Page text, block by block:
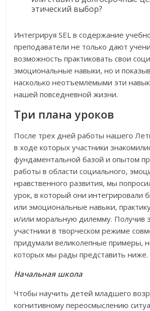
этический выбор?
Интегрируя SEL в содержание
преподаватели не только дают
возможность практиковать свои
эмоциональные навыки, но и
насколько неотъемлемыми эти
нашей повседневной жизни.
Три плана уроков
После трех дней работы нашего
в ходе которых участники
фундаментальной базой и опытом
работы в области социального,
нравственного развития, мы
урок, в который они интегрировали
или эмоциональные навыки,
и/или моральную дилемму. Получив
участники в творческом режиме
придумали великолепные примеры,
которых мы рады представить ниже.
Начальная школа
Чтобы научить детей младшего
когнитивному переосмыслению